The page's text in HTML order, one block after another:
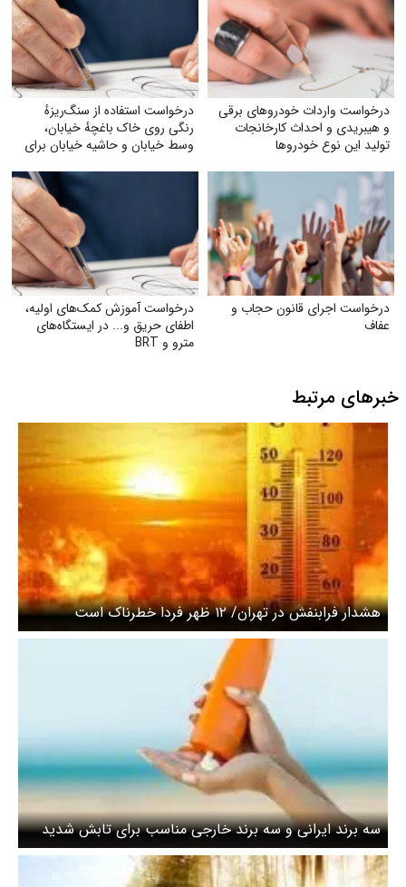
درخواست واردات خودروهای برقی
و هیبریدی و احداث کارخانجات
تولید این نوع خودروها
درخواست استفاده از سنگ‌ریزهٔ
رنگی روی خاک باغچهٔ خیابان،
وسط خیابان و حاشیه خیابان برای
درخواست اجرای قانون حجاب و
عفاف
درخواست آموزش کمک‌های اولیه،
اطفای حریق و... در ایستگاه‌های
مترو و BRT
خبرهای مرتبط
هشدار فرابنفش در تهران/ ۱۲ ظهر فردا خطرناک است
سه برند ایرانی و سه برند خارجی مناسب برای تابش شدید
فرابنفش